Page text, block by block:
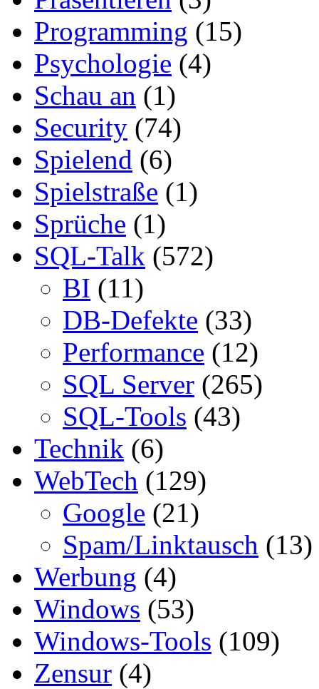
Programming (15)
Psychologie (4)
Schau an (1)
Security (74)
Spielend (6)
Spielstraße (1)
Sprüche (1)
SQL-Talk (572)
BI (11)
DB-Defekte (33)
Performance (12)
SQL Server (265)
SQL-Tools (43)
Technik (6)
WebTech (129)
Google (21)
Spam/Linktausch (13)
Werbung (4)
Windows (53)
Windows-Tools (109)
Zensur (4)